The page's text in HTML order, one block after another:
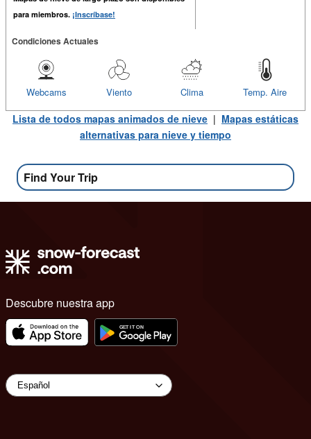
para miembros. ¡Inscríbase!
Condiciones Actuales
Temp. Aire
Clima
Viento
Webcams
Lista de todos mapas animados de nieve | Mapas estáticas
alternativas para nieve y tiempo
Find Your Trip
Descubre nuestra app